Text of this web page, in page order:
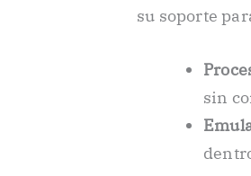
su soporte
sin